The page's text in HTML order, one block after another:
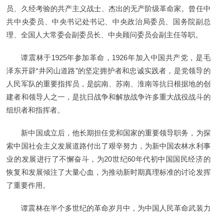
员、久经考验的共产主义战士、杰出的无产阶级革命家。曾任中
共中央委员、中央书记处书记、中央政治局委员、国务院副总
理、全国人大常委会副委员长、中央顾问委员会副主任等职。
谭震林于1925年参加革命，1926年加入中国共产党，是毛
泽东开辟“井冈山道路”的坚定拥护者和忠诚实践者，是党领导的
人民军队的重要指挥员，是皖南、苏南、淮南等抗日根据地的创
建者和领导人之一，是抗日战争和解放战争许多重大战役战斗的
组织者和指挥者。
新中国成立后，他长期担任党和国家的重要领导职务，为探
索中国社会主义发展道路付出了艰辛努力，为新中国农林水利事
业的发展进行了不懈奋斗，为20世纪60年代初中国国民经济的
恢复和发展倾注了大量心血，为推动新时期真理标准的讨论发挥
了重要作用。
谭震林在半个多世纪的革命岁月中，为中国人民革命武装力